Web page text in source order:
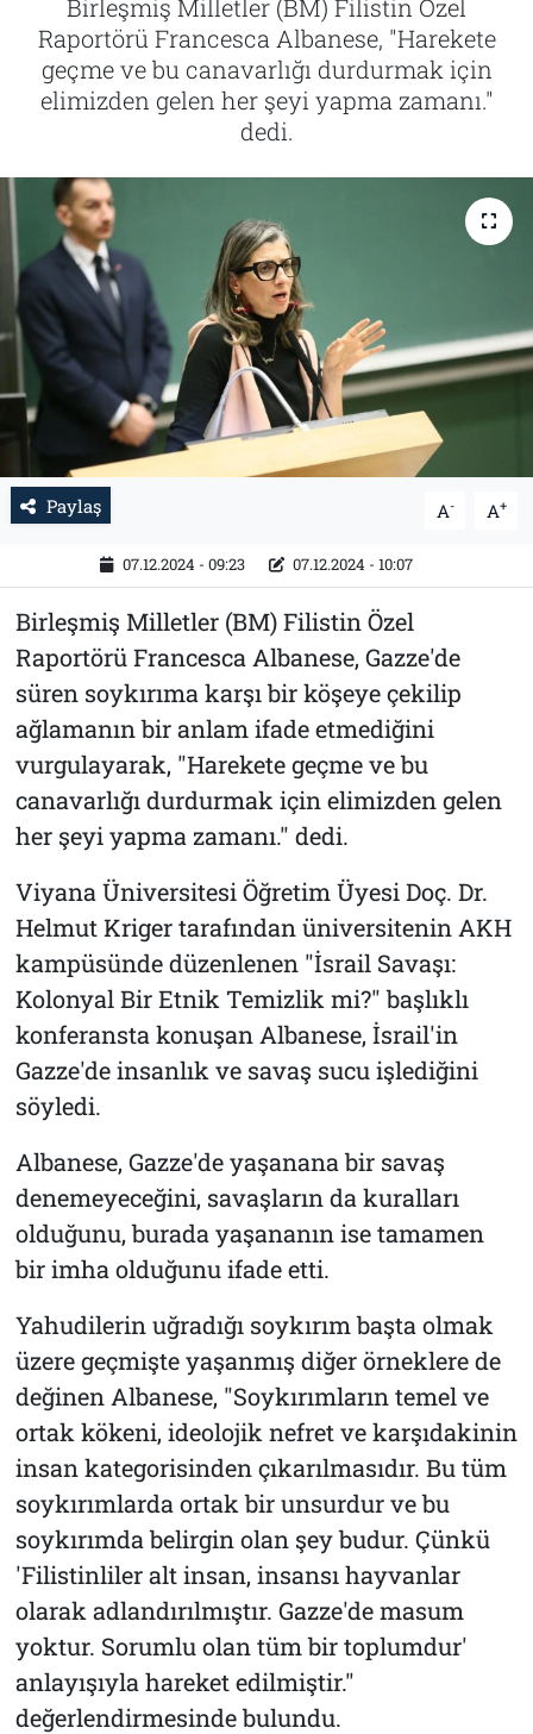
Birleşmiş Milletler (BM) Filistin Özel
Raportörü Francesca Albanese, "Harekete
geçme ve bu canavarlığı durdurmak için
elimizden gelen her şeyi yapma zamanı."
dedi.
Paylaş A- A+
07.12.2024 - 09:23 07.12.2024 - 10:07
Birleşmiş Milletler (BM) Filistin Özel
Raportörü Francesca Albanese, Gazze'de
süren soykırıma karşı bir köşeye çekilip
ağlamanın bir anlam ifade etmediğini
vurgulayarak, "Harekete geçme ve bu
canavarlığı durdurmak için elimizden gelen
her şeyi yapma zamanı." dedi.
Viyana Üniversitesi Öğretim Üyesi Doç. Dr.
Helmut Kriger tarafından üniversitenin AKH
kampüsünde düzenlenen "İsrail Savaşı:
Kolonyal Bir Etnik Temizlik mi?" başlıklı
konferansta konuşan Albanese, İsrail'in
Gazze'de insanlık ve savaş sucu işlediğini
söyledi.
Albanese, Gazze'de yaşanana bir savaş
denemeyeceğini, savaşların da kuralları
olduğunu, burada yaşananın ise tamamen
bir imha olduğunu ifade etti.
Yahudilerin uğradığı soykırım başta olmak
üzere geçmişte yaşanmış diğer örneklere de
değinen Albanese, "Soykırımların temel ve
ortak kökeni, ideolojik nefret ve karşıdakinin
insan kategorisinden çıkarılmasıdır. Bu tüm
soykırımlarda ortak bir unsurdur ve bu
soykırımda belirgin olan şey budur. Çünkü
'Filistinliler alt insan, insansı hayvanlar
olarak adlandırılmıştır. Gazze'de masum
yoktur. Sorumlu olan tüm bir toplumdur'
anlayışıyla hareket edilmiştir."
değerlendirmesinde bulundu.
Tarih
İletişim
Künye